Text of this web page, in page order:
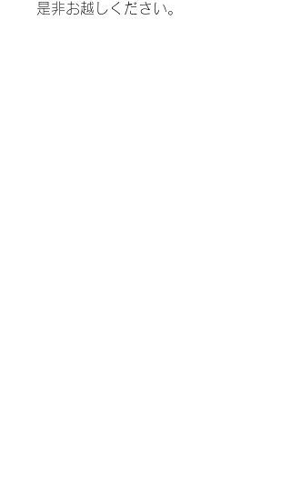
是非お越しください。